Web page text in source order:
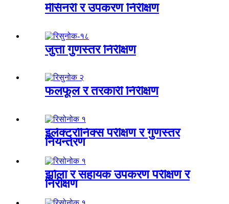
मेसिनरी र उपकरण निरीक्षण
जुत्ता गुणस्तर निरीक्षण
फलफूल र तरकारी निरीक्षण
इलेक्ट्रोनिक्स परीक्षण र गुणस्तर
नियन्त्रण
झोला र सहायक उपकरण परीक्षण र
निरीक्षण